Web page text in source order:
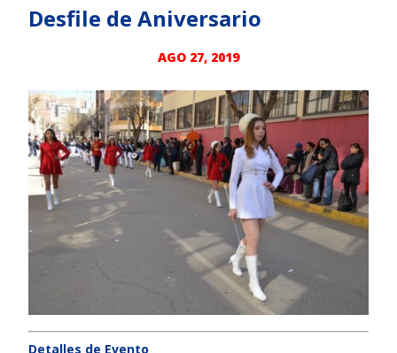
Desfile de Aniversario
AGO 27, 2019
Detalles de Evento